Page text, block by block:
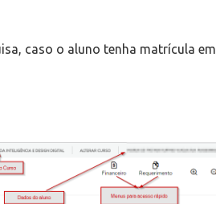
caso o aluno tenha matrícula em